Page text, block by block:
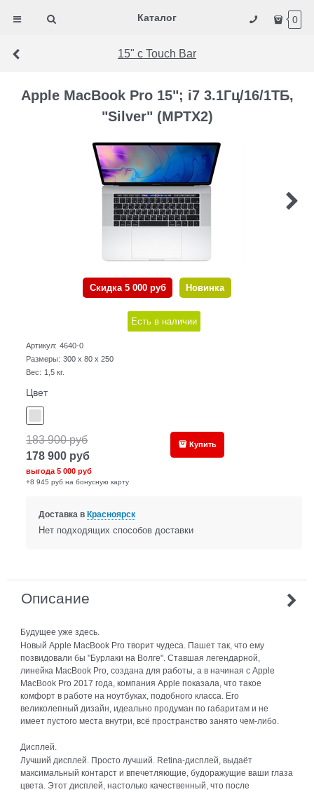
Каталог 0
15" с Touch Bar
Apple MacBook Pro 15"; i7 3.1Гц/16/1ТБ,
"Silver" (MPTX2)
Скидка 5 000 руб Новинка
Есть в наличии
Артикул: 4640-0
Размеры: 300 x 80 x 250
Вес: 1,5 кг.
Цвет
183 900 руб
178 900 руб
выгода5 000 руб
+8 945 руб на бонусную карту
Купить
Доставка в Красноярск
Нет подходящих способов доставки
Описание
Будущее уже здесь.
Новый Apple MacBook Pro творит чудеса. Пашет так, что ему
позвидовали бы "Бурлаки на Волге". Ставшая легендарной,
линейка MacBook Pro, создана для работы, а в начиная с Apple
MacBook Pro 2017 года, компания Apple показала, что такое
комфорт в работе на ноутбуках, подобного класса. Его
великолепный дизайн, идеально продуман по габаритам и не
имеет пустого места внутри, всё пространство занято чем-либо.
Дисплей.
Лучший дисплей. Просто лучший. Retina-дисплей, выдаёт
максимальный контарст и впечетляющие, будоражущие ваши глаза
цвета. Этот дисплей, настолько качественный, что после